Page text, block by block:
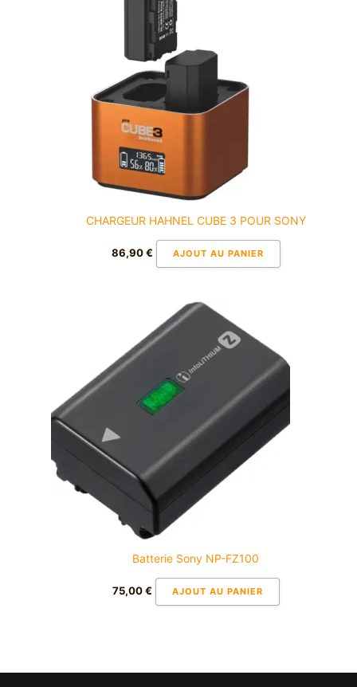
CHARGEUR HAHNEL CUBE 3 POUR SONY
86,90€ AJOUT AU PANIER
Batterie Sony NP-FZ100
75,00€ AJOUT AU PANIER